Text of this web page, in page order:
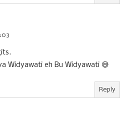
Widyawati eh Bu Widyawati 😅
Reply